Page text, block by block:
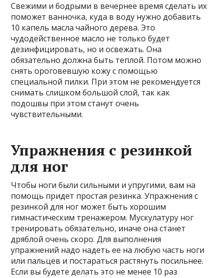
Свежими и бодрыми в вечернее время сделать их
поможет ванночка, куда в воду нужно добавить
10 капель масла чайного дерева. Это
чудодейственное масло не только будет
дезинфицировать, но и освежать. Она
обязательно должна быть теплой. Потом можно
снять ороговевшую кожу с помощью
специальной пилки. При этом не рекомендуется
снимать слишком большой слой, так как
подошвы при этом станут очень
чувствительными.
Упражнения с резинкой
для ног
Чтобы ноги были сильными и упругими, вам на
помощь придет простая резинка. Упражнения с
резинкой для ног может быть хорошим
гимнастическим тренажером. Мускулатуру ног
тренировать обязательно, иначе она станет
дряблой очень скоро. Для выполнения
упражнений надо надеть ее на любую часть ноги
или пальцев и постараться растянуть посильнее.
Если вы будете делать это не менее 10 раз